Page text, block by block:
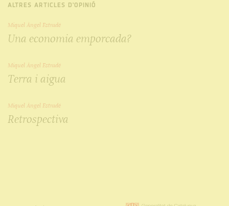
ALTRES ARTICLES D'OPINIÓ
Miquel Àngel Estradé
Una economia emporcada?
Miquel Àngel Estradé
Terra i aigua
Miquel Àngel Estradé
Retrospectiva